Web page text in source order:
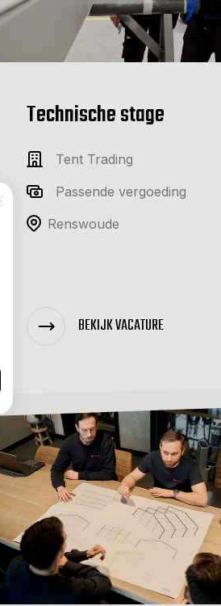
Technische stage
Tent Trading
Passende vergoeding
Renswoude
BEKIJK VACATURE